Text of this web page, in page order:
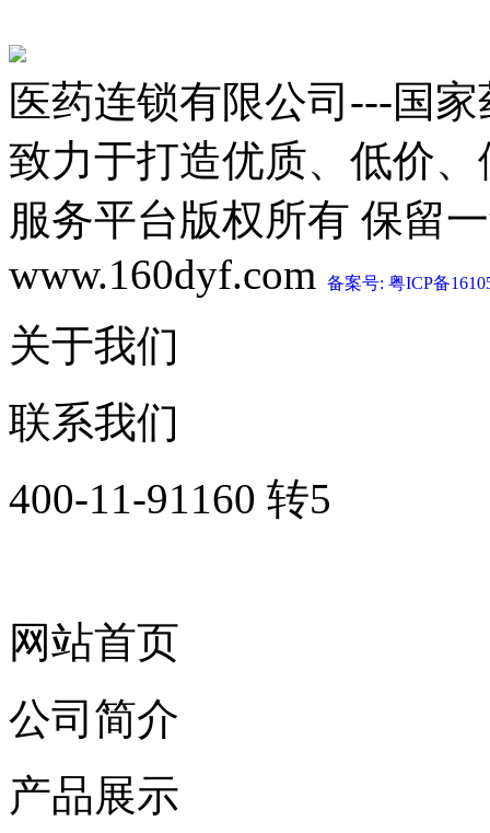
医药连锁有限公司---国
致力于打造优质、低价
服务平台版权所有 保留
www.160dyf.com
备案号: 粤ICP备
关于我们
联系我们
400-11-91160 转5
网站首页
公司简介
产品展示